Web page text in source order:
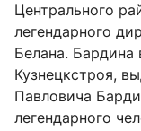
Центрального
легендарного
Белана. Бардина
Кузнецкстроя,
Павловича
легендарного